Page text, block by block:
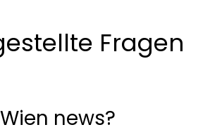
Fragen
news?